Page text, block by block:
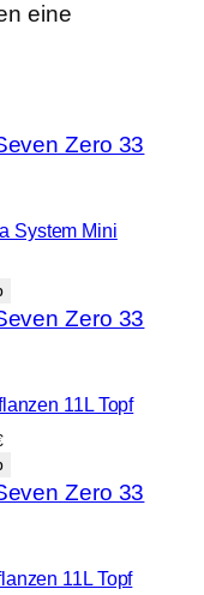
eine
System Mini
€.
11L Topf
Aktueller
Preis
ist:
159,99 €.
11L Topf